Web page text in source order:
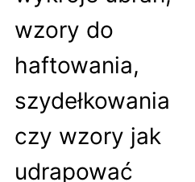
wzory do
haftowania,
szydełkowania
czy wzory jak
udrapować